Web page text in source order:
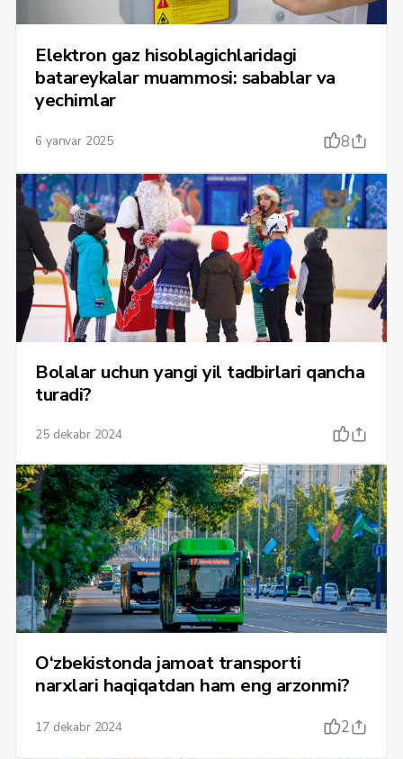
Elektron gaz hisoblagichlaridagi
batareykalar muammosi: sabablar va
yechimlar
6 yanvar 2025 8
Bolalar uchun yangi yil tadbirlari qancha
turadi?
25 dekabr 2024
O‘zbekistonda jamoat transporti
narxlari haqiqatdan ham eng arzonmi?
17 dekabr 2024 2